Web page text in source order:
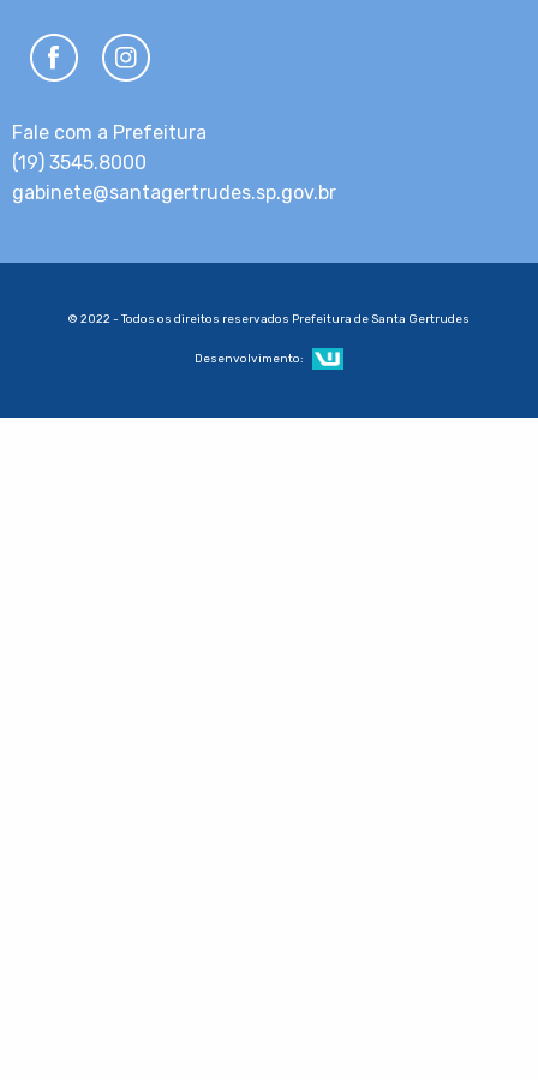
Fale com a Prefeitura
(19) 3545.8000
gabinete@santagertrudes.sp.gov.br
© 2022 - Todos os direitos reservados Prefeitura de Santa Gertrudes
Desenvolvimento: